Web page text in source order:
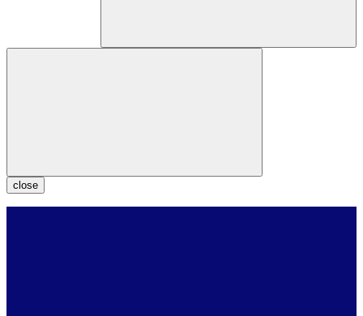
close